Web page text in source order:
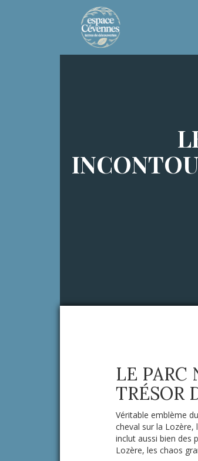
LE PARC
TRÉSOR
Véritable emblème
cheval sur la Lozère,
inclut aussi bien des
Lozère, les chaos